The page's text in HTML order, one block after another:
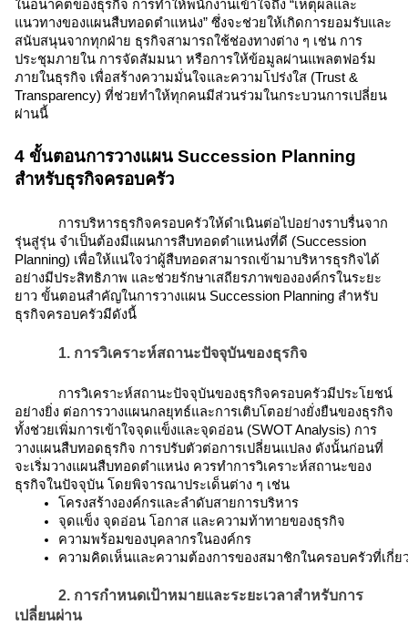
ในอนาคตของธุรกิจ การทำให้พนักงานเข้าใจถึง “เหตุผลและ
แนวทางของแผนสืบทอดตำแหน่ง” ซึ่งจะช่วยให้เกิดการยอมรับและ
สนับสนุนจากทุกฝ่าย ธุรกิจสามารถใช้ช่องทางต่าง ๆ เช่น การ
ประชุมภายใน การจัดสัมมนา หรือการให้ข้อมูลผ่านแพลตฟอร์ม
ภายในธุรกิจ เพื่อสร้างความมั่นใจและความโปร่งใส (Trust &
Transparency) ที่ช่วยทำให้ทุกคนมีส่วนร่วมในกระบวนการเปลี่ยน
ผ่านนี้
4 ขั้นตอนการวางแผน Succession Planning
สำหรับธุรกิจครอบครัว
การบริหารธุรกิจครอบครัวให้ดำเนินต่อไปอย่างราบรื่นจาก
รุ่นสู่รุ่น จำเป็นต้องมีแผนการสืบทอดตำแหน่งที่ดี (Succession
Planning) เพื่อให้แน่ใจว่าผู้สืบทอดสามารถเข้ามาบริหารธุรกิจได้
อย่างมีประสิทธิภาพ และช่วยรักษาเสถียรภาพขององค์กรในระยะ
ยาว ขั้นตอนสำคัญในการวางแผน Succession Planning สำหรับ
ธุรกิจครอบครัวมีดังนี้
1. การวิเคราะห์สถานะปัจจุบันของธุรกิจ
การวิเคราะห์สถานะปัจจุบันของธุรกิจครอบครัวมีประโยชน์
อย่างยิ่ง ต่อการวางแผนกลยุทธ์และการเติบโตอย่างยั่งยืนของธุรกิจ
ทั้งช่วยเพิ่มการเข้าใจจุดแข็งและจุดอ่อน (SWOT Analysis) การ
วางแผนสืบทอดธุรกิจ การปรับตัวต่อการเปลี่ยนแปลง ดังนั้นก่อนที่
จะเริ่มวางแผนสืบทอดตำแหน่ง ควรทำการวิเคราะห์สถานะของ
ธุรกิจในปัจจุบัน โดยพิจารณาประเด็นต่าง ๆ เช่น
โครงสร้างองค์กรและลำดับสายการบริหาร
จุดแข็ง จุดอ่อน โอกาส และความท้าทายของธุรกิจ
ความพร้อมของบุคลากรในองค์กร
ความคิดเห็นและความต้องการของสมาชิกในครอบครัวที่เกี่ย
2. การกำหนดเป้าหมายและระยะเวลาสำหรับการ
เปลี่ยนผ่าน